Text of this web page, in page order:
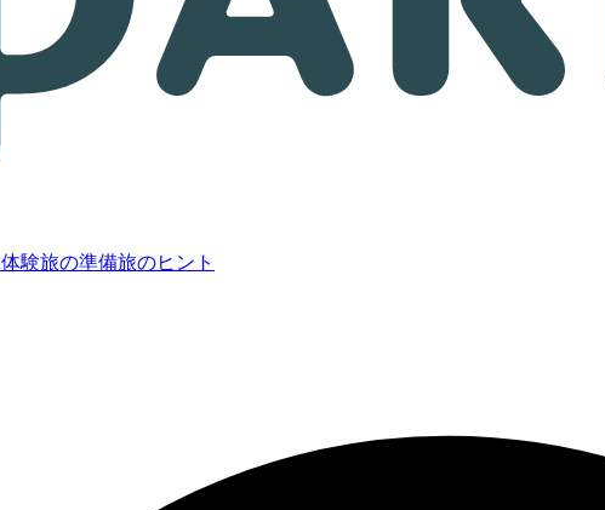
体験旅の準備旅のヒント